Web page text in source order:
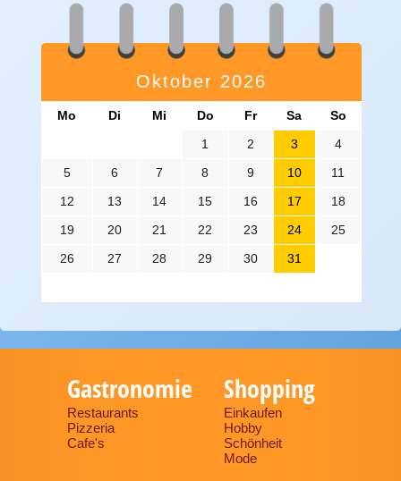
Oktober 2026
Mo Di Mi Do Fr Sa
So
1
2 3
4
5
6 7 8 9 10
11
12
13 14 15 16 17
18
19
20 21 22 23 24
25
26
27 28 29 30 31
Gastronomie
Restaurants
Pizzeria
Cafe's
Shopping
Einkaufen
Hobby
Schönheit
Mode